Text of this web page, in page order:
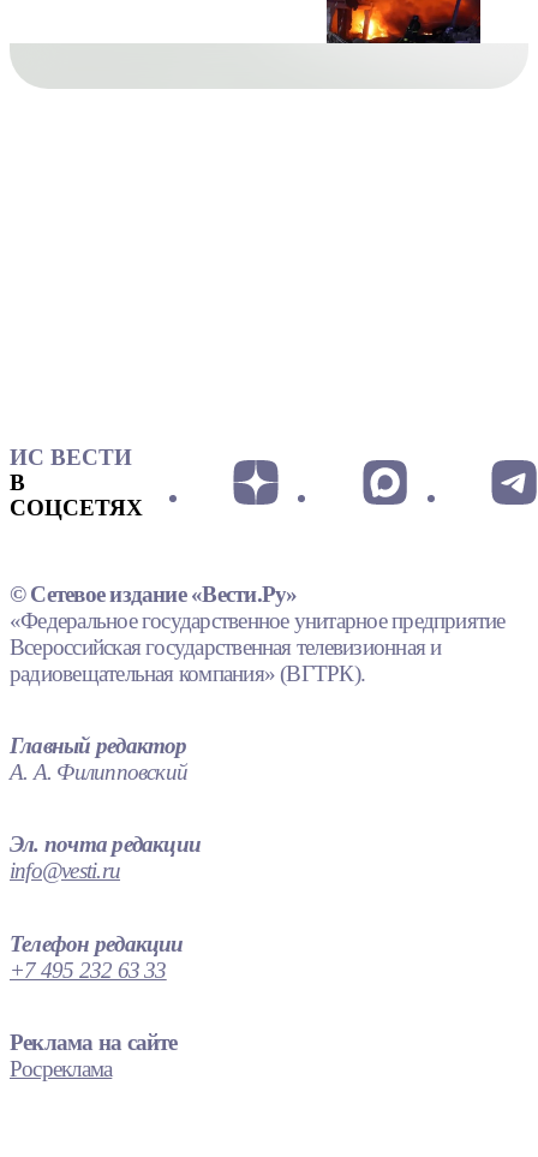
ИС ВЕСТИ
В
СОЦСЕТЯХ
© Сетевое издание «Вести.Ру»
«Федеральное государственное унитарное предприятие
Всероссийская государственная телевизионная и
радиовещательная компания» (ВГТРК).
Главный редактор
А. А. Филипповский
Эл. почта редакции
info@vesti.ru
Телефон редакции
+7 495 232 63 33
Реклама на сайте
Росреклама